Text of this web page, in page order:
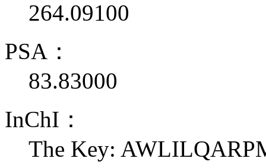
264.09100
PSA：
83.83000
InChI：
The Key: